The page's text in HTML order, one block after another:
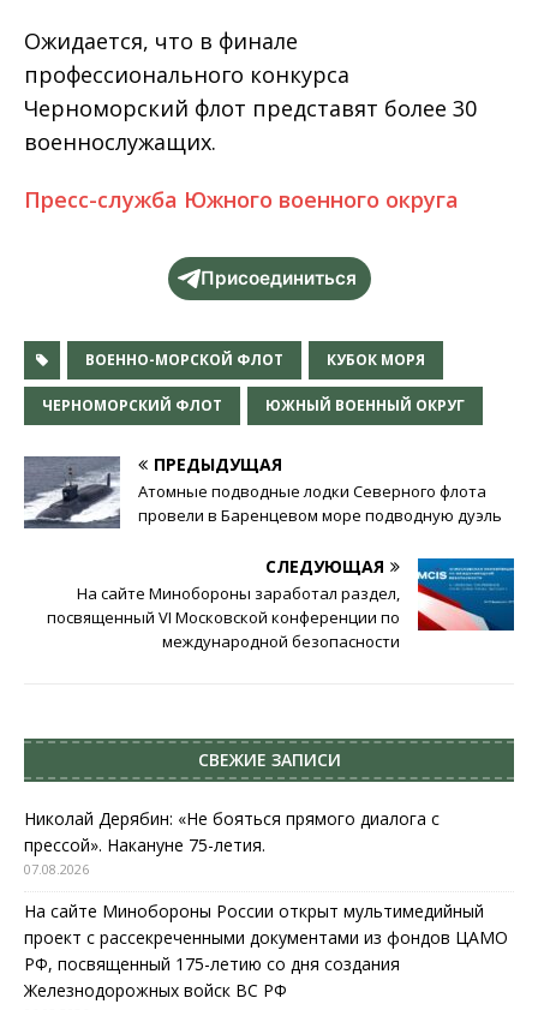
Ожидается, что в финале
профессионального конкурса
Черноморский флот представят более 30
военнослужащих.
Пресс-служба Южного военного округа
Присоединиться
ВОЕННО-МОРСКОЙ ФЛОТ КУБОК МОРЯ
ЧЕРНОМОРСКИЙ ФЛОТ ЮЖНЫЙ ВОЕННЫЙ ОКРУГ
ПРЕДЫДУЩАЯ
Атомные подводные лодки Северного флота
провели в Баренцевом море подводную дуэль
СЛЕДУЮЩАЯ
На сайте Минобороны заработал раздел,
посвященный VI Московской конференции по
международной безопасности
СВЕЖИЕ ЗАПИСИ
Николай Дерябин: «Не бояться прямого диалога с
прессой». Накануне 75-летия.
07.08.2026
На сайте Минобороны России открыт мультимедийный
проект с рассекреченными документами из фондов ЦАМО
РФ, посвященный 175-летию со дня создания
Железнодорожных войск ВС РФ